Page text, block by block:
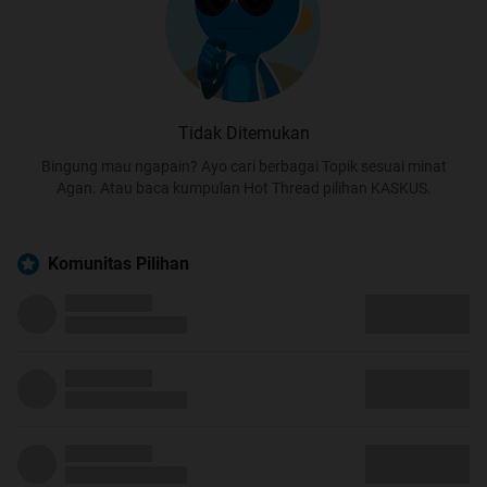
Tidak Ditemukan
Bingung mau ngapain? Ayo cari berbagai Topik sesuai minat
Agan. Atau baca kumpulan Hot Thread pilihan KASKUS.
Komunitas Pilihan